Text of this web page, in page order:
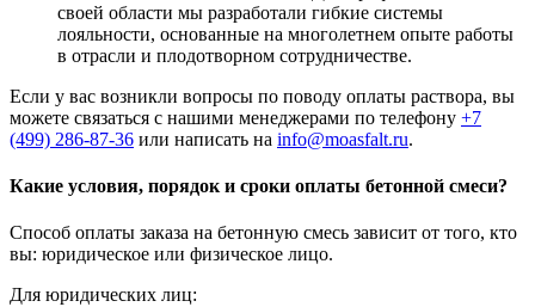
своей области мы разработали гибкие системы
лояльности, основанные на многолетнем опыте работы
в отрасли и плодотворном сотрудничестве.
Если у вас возникли вопросы по поводу оплаты раствора, вы
можете связаться с нашими менеджерами по телефону +7
(499) 286-87-36 или написать на info@moasfalt.ru.
Какие условия, порядок и сроки оплаты бетонной смеси?
Способ оплаты заказа на бетонную смесь зависит от того, кто
вы: юридическое или физическое лицо.
Для юридических лиц: